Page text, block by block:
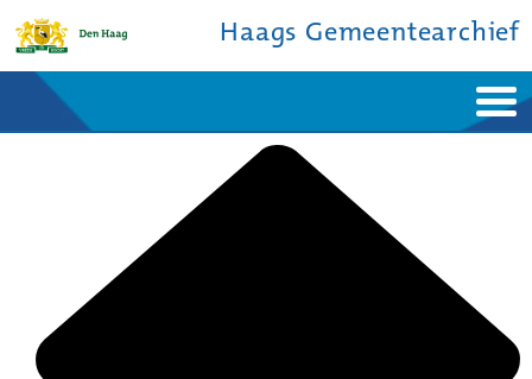
Haags Gemeentearchief
Bronnen en collecties